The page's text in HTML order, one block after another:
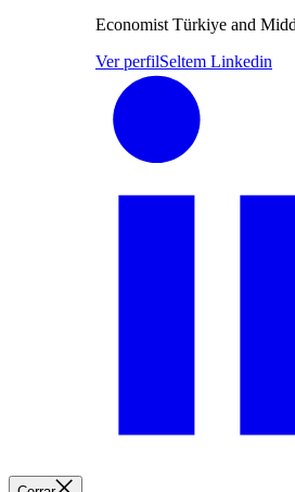
Economist Türkiye and
Ver perfilSeltem Linkedin